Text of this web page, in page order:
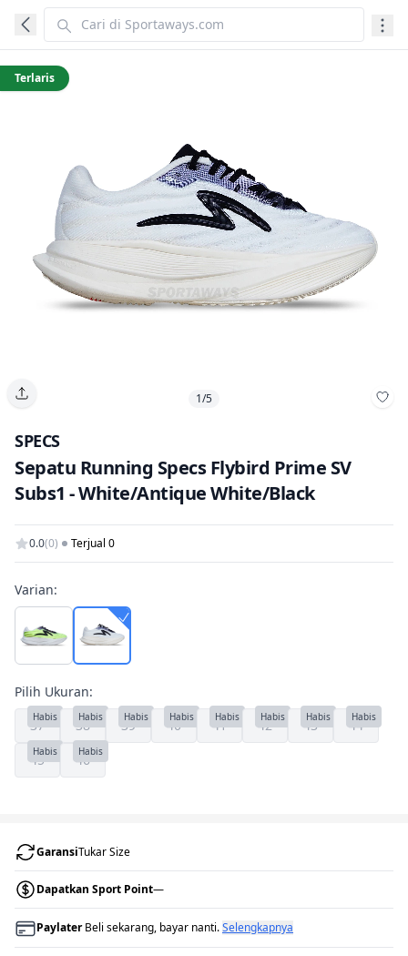
Terlaris
1/5
SPECS
Sepatu Running Specs Flybird Prime SV
Subs1 - White/Antique White/Black
0.0(0) Terjual 0
Varian:
Pilih Ukuran:
37
Habis 38
Habis 39
Habis 40
Habis 41
Habis 42
Habis 43
Habis 44
Habis
45
Habis 46
Habis
GaransiTukar Size
Dapatkan Sport Point—
PaylaterBeli sekarang, bayar nanti.Selengkapnya